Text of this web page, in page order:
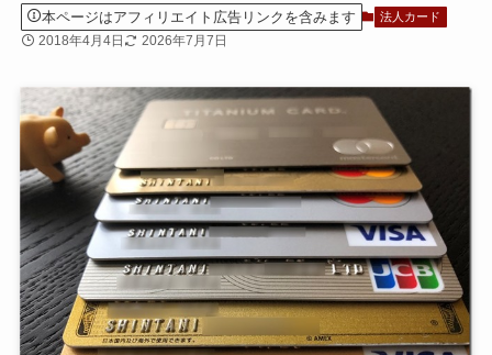
本ページはアフィリエイト広告リンクを含みます 法人カード
2018年4月4日 2026年7月7日